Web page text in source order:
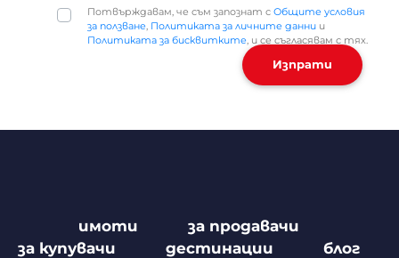
Потвърждавам, че съм запознат с Общите условия
за ползване, Политиката за личните даннии
Политиката за бисквитките, и се съгласявам с тях.
Изпрати
имоти
за продавачи
за купувачи
дестинации
блог